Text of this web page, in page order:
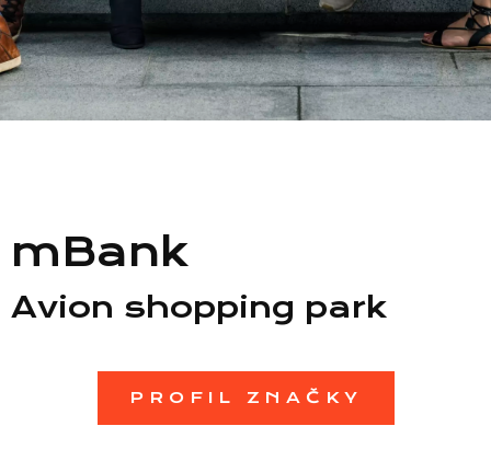
Zoznam predajní
mBank
Avion shopping park
PROFIL ZNAČKY